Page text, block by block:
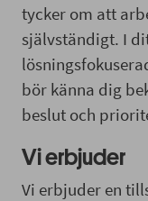
tycker om att
självständigt. I
bör känna dig
beslut och
Vi erbjuder
Vi erbjuder en